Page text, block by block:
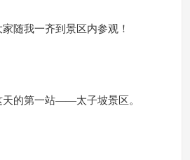
随我一齐到景区内参观！
天的第一站——太子坡景区。